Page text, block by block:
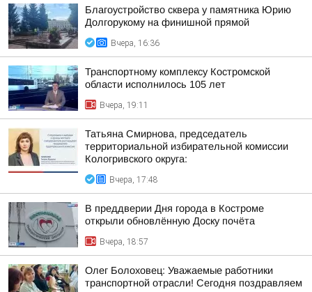
Благоустройство сквера у памятника Юрию
Долгорукому на финишной прямой
Вчера, 16:36
Транспортному комплексу Костромской
области исполнилось 105 лет
Вчера, 19:11
Татьяна Смирнова, председатель
территориальной избирательной комиссии
Кологривского округа:
Вчера, 17:48
В преддверии Дня города в Костроме
открыли обновлённую Доску почёта
Вчера, 18:57
Олег Болоховец: Уважаемые работники
транспортной отрасли! Сегодня поздравляем